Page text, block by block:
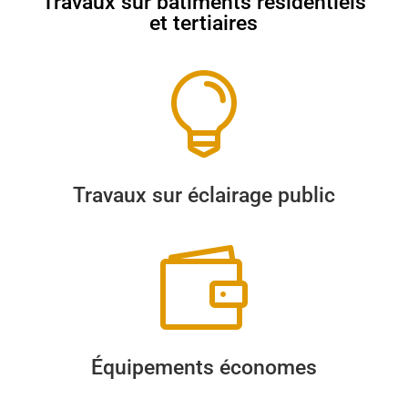
et tertiaires

Travaux sur éclairage public

Équipements économes